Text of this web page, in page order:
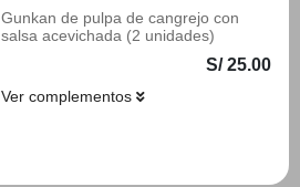
Gunkan de pulpa de cangrejo con
salsa acevichada (2 unidades)
S/ 25.00
Ver complementos